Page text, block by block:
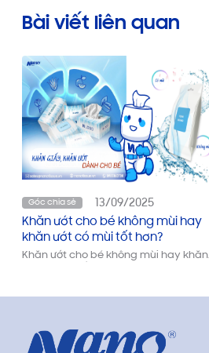
Bài viết liên quan
Góc chia sẻ
13/09/2025
Khăn ướt cho bé không mùi hay
khăn ướt có mùi tốt hơn?
Khăn ướt cho bé không mùi hay khăn